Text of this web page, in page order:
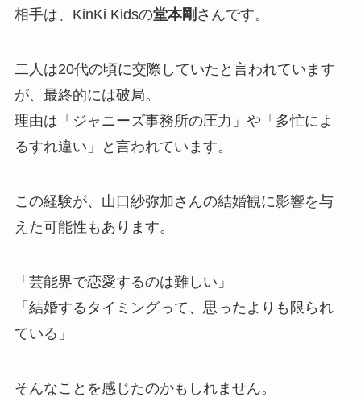
相手は、KinKi Kidsの堂本剛 さんです。
二人は20代の頃に交際していたと言われています
が、最終的には破局。
理由は「ジャニーズ事務所の圧力」や「多忙によ
るすれ違い」と言われています。
この経験が、山口紗弥加さんの結婚観に影響を与
えた可能性もあります。
「芸能界で恋愛するのは難しい」
「結婚するタイミングって、思ったよりも限られ
ている」
そんなことを感じたのかもしれません。